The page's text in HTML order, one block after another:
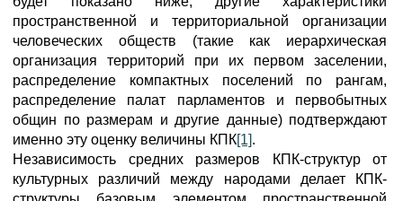
пространственной и территориальной организации
человеческих обществ (такие как иерархическая
организация территорий при их первом заселении,
распределение компактных поселений по рангам,
распределение палат парламентов и первобытных
общин по размерам и другие данные) подтверждают
именно эту оценку величины КПК[1].
Независимость средних размеров КПК-структур от
культурных различий между народами делает КПК-